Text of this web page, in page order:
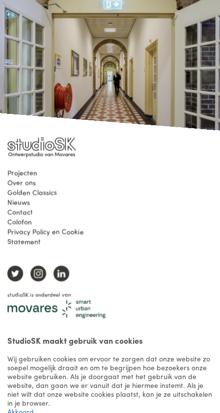
Projecten
Over ons
Golden Classics
Nieuws
Contact
Colofon
Privacy Policy en Cookie
Statement
studioSK is onderdeel van
StudioSK maakt gebruik van cookies
Wij gebruiken cookies om ervoor te zorgen dat onze website zo
soepel mogelijk draait en om te begrijpen hoe bezoekers onze
website gebruiken. Als je doorgaat met het gebruik van de
website, dan gaan we er vanuit dat je hiermee instemt. Als je
niet wilt dat onze website cookies plaatst, kan je ze uitschakelen
in je browser.